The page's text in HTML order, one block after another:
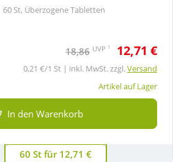
60 St, Überzogene Tabletten
18,86 UVP 1 12,71 €
0,21 €/1 St | inkl. MwSt. zzgl.Versand
Artikel auf Lager
In den Warenkorb
60 St für 12,71 €